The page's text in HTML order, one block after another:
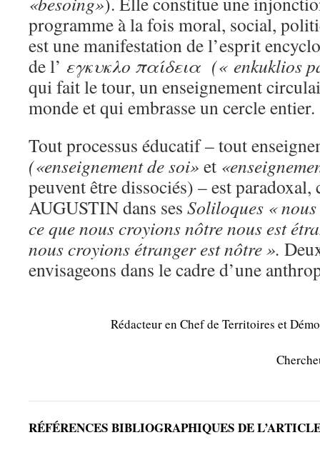
programme à la fois moral, social,
est une manifestation de l’esprit
de l’ εγκυκλο παίδεια (« enkuklios
qui fait le tour, un enseignement
monde et qui embrasse un cercle entier.
Tout processus éducatif – tout
(«enseignement de soi» et
peuvent être dissociés) – est
AUGUSTIN dans ses Soliloques «
ce que nous croyions nôtre nous est
nous croyions étranger est nôtre ».
envisageons dans le cadre d’une
Rédacteur en Chef de Territoires et
RÉFÉRENCES BIBLIOGRAPHIQUES DE